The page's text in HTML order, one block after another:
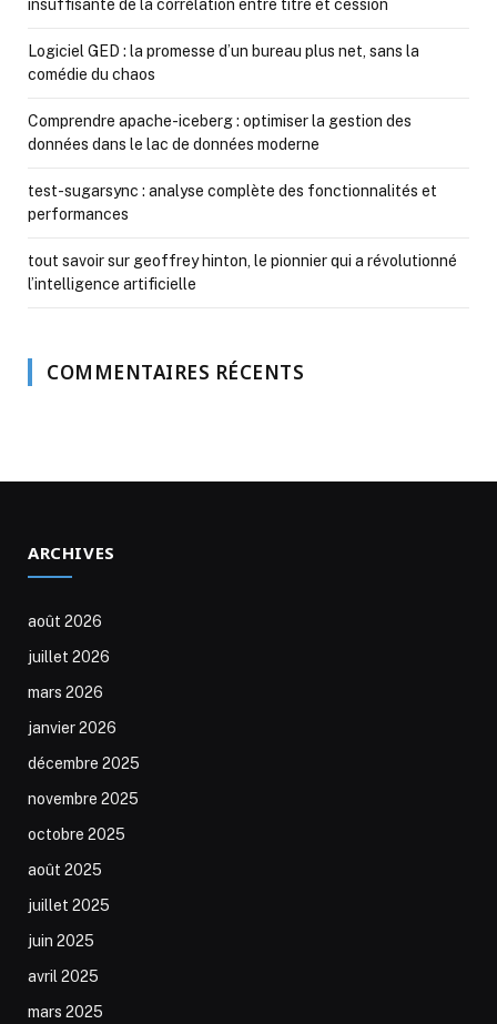
insuffisante de la corrélation entre titre et cession
Logiciel GED : la promesse d’un bureau plus net, sans la
comédie du chaos
Comprendre apache-iceberg : optimiser la gestion des
données dans le lac de données moderne
test-sugarsync : analyse complète des fonctionnalités et
performances
tout savoir sur geoffrey hinton, le pionnier qui a révolutionné
l’intelligence artificielle
COMMENTAIRES RÉCENTS
ARCHIVES
août 2026
juillet 2026
mars 2026
janvier 2026
décembre 2025
novembre 2025
octobre 2025
août 2025
juillet 2025
juin 2025
avril 2025
mars 2025